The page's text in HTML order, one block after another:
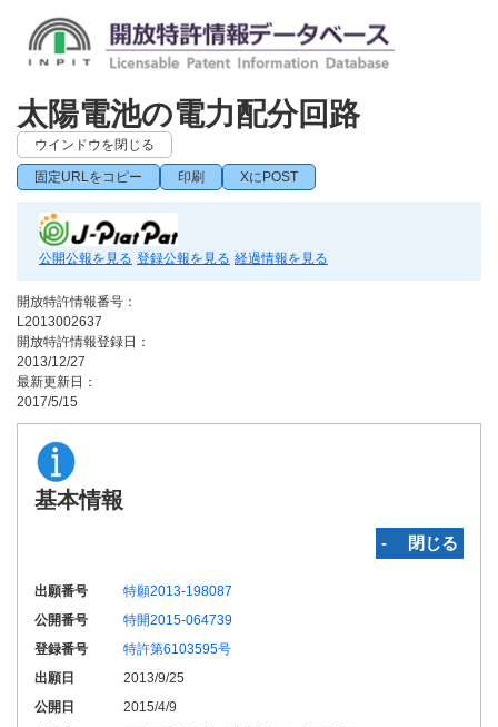
太陽電池の電力配分回路
ウインドウを閉じる
固定URLをコピー 印刷 XにPOST
公開公報を見る 登録公報を見る 経過情報を見る
開放特許情報番号：
L2013002637
開放特許情報登録日：
2013/12/27
最新更新日：
2017/5/15
基本情報
‐ 閉じる
出願番号
特願2013-198087
公開番号
特開2015-064739
登録番号
特許第6103595号
出願日
2013/9/25
公開日
2015/4/9